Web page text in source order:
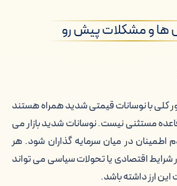
ها و مشکلات پیش رو
کلی با نوسانات قیمتی شدید همراه هستند
قاعده مستثنی نیست. نوسانات شدید بازار می
اطمینان در میان سرمایه گذاران شود. هر
شرایط اقتصادی یا تحولات سیاسی می تواند
ارز داشته باشد.